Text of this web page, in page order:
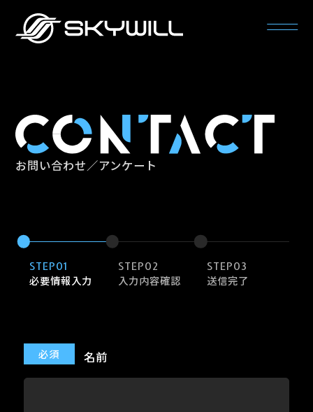
お問い合わせ／アンケート
STEP01
必要情報入力
STEP02
入力内容確認
STEP03
送信完了
名前